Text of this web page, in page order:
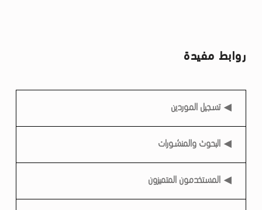
روابط مفيدة
روابط مفيدة
تسجيل الموردين
البحوث والمنشورات
المستخدمون المتميزون